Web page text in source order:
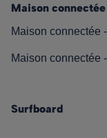
Maison connectée
Maison connectée
Maison connectée
Surfboard